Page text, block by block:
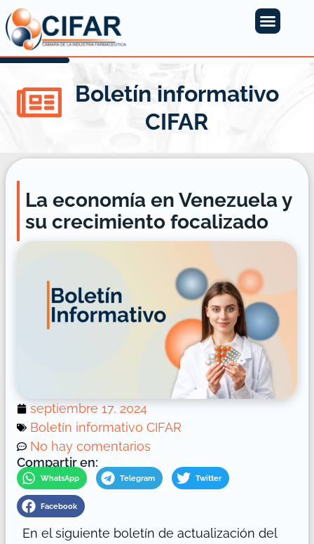
Boletín informativo
CIFAR
La economía en Venezuela y
su crecimiento focalizado
septiembre 17, 2024
Boletín informativo CIFAR
No hay comentarios
Compartir en:
WhatsApp Telegram Twitter
Facebook
En el siguiente boletín de actualización del